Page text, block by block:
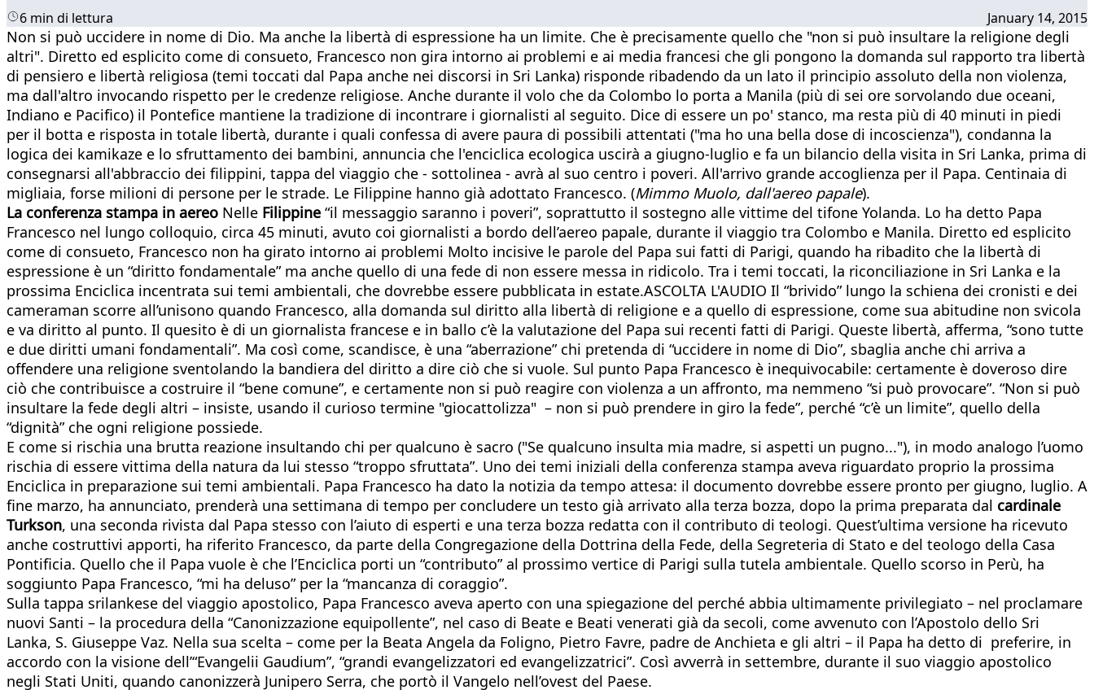
6 min di lettura January 14, 2015
Non si può uccidere in nome di Dio. Ma anche la libertà di espressione ha un limite. Che è precisamente quello che "non si può insultare la religione degli
altri". Diretto ed esplicito come di consueto, Francesco non gira intorno ai problemi e ai media francesi che gli pongono la domanda sul rapporto tra libertà
di pensiero e libertà religiosa (temi toccati dal Papa anche nei discorsi in Sri Lanka) risponde ribadendo da un lato il principio assoluto della non violenza,
ma dall'altro invocando rispetto per le credenze religiose. Anche durante il volo che da Colombo lo porta a Manila (più di sei ore sorvolando due oceani,
Indiano e Pacifico) il Pontefice mantiene la tradizione di incontrare i giornalisti al seguito. Dice di essere un po' stanco, ma resta più di 40 minuti in piedi
per il botta e risposta in totale libertà, durante i quali confessa di avere paura di possibili attentati ("ma ho una bella dose di incoscienza"), condanna la
logica dei kamikaze e lo sfruttamento dei bambini, annuncia che l'enciclica ecologica uscirà a giugno-luglio e fa un bilancio della visita in Sri Lanka, prima di
consegnarsi all'abbraccio dei filippini, tappa del viaggio che - sottolinea - avrà al suo centro i poveri. All'arrivo grande accoglienza per il Papa. Centinaia di
migliaia, forse milioni di persone per le strade. Le Filippine hanno già adottato Francesco. (Mimmo Muolo, dall'aereo papale).
La conferenza stampa in aereo Nelle Filippine “il messaggio saranno i poveri”, soprattutto il sostegno alle vittime del tifone Yolanda. Lo ha detto Papa
Francesco nel lungo colloquio, circa 45 minuti, avuto coi giornalisti a bordo dell’aereo papale, durante il viaggio tra Colombo e Manila. Diretto ed esplicito
come di consueto, Francesco non ha girato intorno ai problemi Molto incisive le parole del Papa sui fatti di Parigi, quando ha ribadito che la libertà di
espressione è un “diritto fondamentale” ma anche quello di una fede di non essere messa in ridicolo. Tra i temi toccati, la riconciliazione in Sri Lanka e la
prossima Enciclica incentrata sui temi ambientali, che dovrebbe essere pubblicata in estate.ASCOLTA L'AUDIO Il “brivido” lungo la schiena dei cronisti e dei
cameraman scorre all’unisono quando Francesco, alla domanda sul diritto alla libertà di religione e a quello di espressione, come sua abitudine non svicola
e va diritto al punto. Il quesito è di un giornalista francese e in ballo c’è la valutazione del Papa sui recenti fatti di Parigi. Queste libertà, afferma, “sono tutte
e due diritti umani fondamentali”. Ma così come, scandisce, è una “aberrazione” chi pretenda di “uccidere in nome di Dio”, sbaglia anche chi arriva a
offendere una religione sventolando la bandiera del diritto a dire ciò che si vuole. Sul punto Papa Francesco è inequivocabile: certamente è doveroso dire
ciò che contribuisce a costruire il “bene comune”, e certamente non si può reagire con violenza a un affronto, ma nemmeno “si può provocare”. “Non si può
insultare la fede degli altri – insiste, usando il curioso termine "giocattolizza" – non si può prendere in giro la fede”, perché “c’è un limite”, quello della
“dignità” che ogni religione possiede.
E come si rischia una brutta reazione insultando chi per qualcuno è sacro ("Se qualcuno insulta mia madre, si aspetti un pugno..."), in modo analogo l’uomo
rischia di essere vittima della natura da lui stesso “troppo sfruttata”. Uno dei temi iniziali della conferenza stampa aveva riguardato proprio la prossima
Enciclica in preparazione sui temi ambientali. Papa Francesco ha dato la notizia da tempo attesa: il documento dovrebbe essere pronto per giugno, luglio. A
fine marzo, ha annunciato, prenderà una settimana di tempo per concludere un testo già arrivato alla terza bozza, dopo la prima preparata dal cardinale
Turkson, una seconda rivista dal Papa stesso con l’aiuto di esperti e una terza bozza redatta con il contributo di teologi. Quest’ultima versione ha ricevuto
anche costruttivi apporti, ha riferito Francesco, da parte della Congregazione della Dottrina della Fede, della Segreteria di Stato e del teologo della Casa
Pontificia. Quello che il Papa vuole è che l’Enciclica porti un “contributo” al prossimo vertice di Parigi sulla tutela ambientale. Quello scorso in Perù, ha
soggiunto Papa Francesco, “mi ha deluso” per la “mancanza di coraggio”.
Sulla tappa srilankese del viaggio apostolico, Papa Francesco aveva aperto con una spiegazione del perché abbia ultimamente privilegiato – nel proclamare
nuovi Santi – la procedura della “Canonizzazione equipollente”, nel caso di Beate e Beati venerati già da secoli, come avvenuto con l’Apostolo dello Sri
Lanka, S. Giuseppe Vaz. Nella sua scelta – come per la Beata Angela da Foligno, Pietro Favre, padre de Anchieta e gli altri – il Papa ha detto di preferire, in
accordo con la visione dell’“Evangelii Gaudium”, “grandi evangelizzatori ed evangelizzatrici”. Così avverrà in settembre, durante il suo viaggio apostolico
negli Stati Uniti, quando canonizzerà Junipero Serra, che portò il Vangelo nell’ovest del Paese.